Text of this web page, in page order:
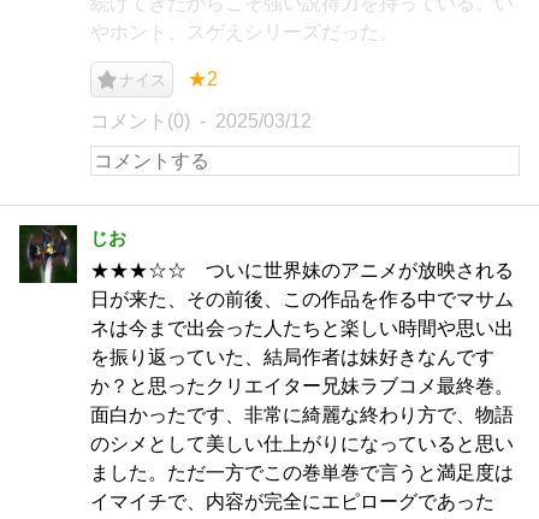
やホント、スゲえシリーズだった。
ナイス ★2
コメント(0) 2025/03/12
じお
★★★☆☆ ついに世界妹のアニメが放映される
日が来た、その前後、この作品を作る中でマサム
ネは今まで出会った人たちと楽しい時間や思い出
を振り返っていた、結局作者は妹好きなんです
か？と思ったクリエイター兄妹ラブコメ最終巻。
面白かったです、非常に綺麗な終わり方で、物語
のシメとして美しい仕上がりになっていると思い
ました。ただ一方でこの巻単巻で言うと満足度は
イマイチで、内容が完全にエピローグであった